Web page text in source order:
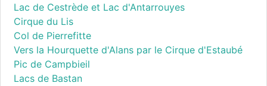
Lac de Cestrède et Lac d'Antarrouyes
Cirque du Lis
Col de Pierrefitte
Vers la Hourquette d'Alans par le Cirque d'Estaubé
Pic de Campbieil
Lacs de Bastan